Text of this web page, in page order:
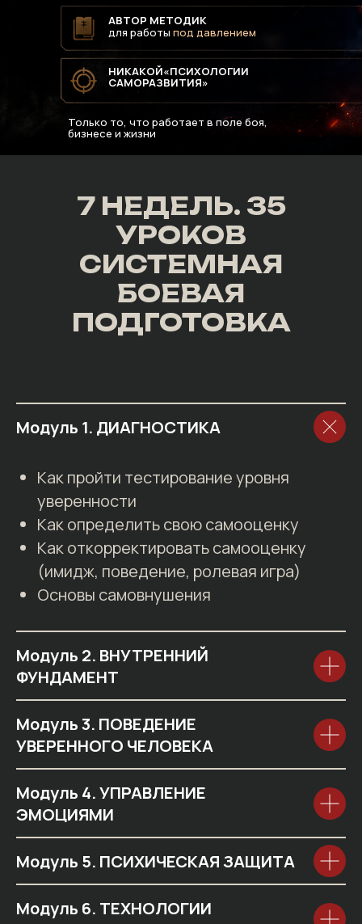
АВТОР МЕТОДИК
для работы под давлением
НИКАКОЙ«ПСИХОЛОГИИ
САМОРАЗВИТИЯ»
Только то, что работает в поле боя,
бизнесе и жизни
7 НЕДЕЛЬ. 35
УРОКОВ
СИСТЕМНАЯ
БОЕВАЯ
ПОДГОТОВКА
Модуль 1. ДИАГНОСТИКА
Как пройти тестирование уровня
уверенности
Как определить свою самооценку
Как откорректировать самооценку
(имидж, поведение, ролевая игра)
Основы самовнушения
Модуль 2. ВНУТРЕННИЙ
ФУНДАМЕНТ
Модуль 3. ПОВЕДЕНИЕ
УВЕРЕННОГО ЧЕЛОВЕКА
Модуль 4. УПРАВЛЕНИЕ
ЭМОЦИЯМИ
Модуль 5. ПСИХИЧЕСКАЯ ЗАЩИТА
Модуль 6. ТЕХНОЛОГИИ